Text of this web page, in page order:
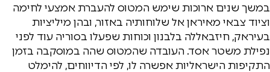
במשך שנים ארוכות שימש המטוס להעברת אמצעי לחימה
וציוד צבאי מאיראן אל שלוחותיה באזור, ובהן מיליציות
בעיראק, חיזבאללה בלבנון וכוחות שפעלו בסוריה עוד לפני
נפילת משטר אסד. העובדה שהמטוס שהה במוסקבה בזמן
התקיפות הישראליות אפשרה לו, לפי הדיווחים, להימלט